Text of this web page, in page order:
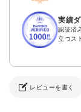
実績
認証済
立つス
レビューを書く